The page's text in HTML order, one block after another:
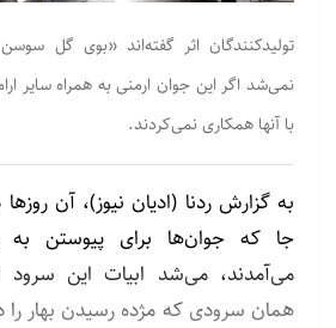
تولیدکنندگان اثر گفته‌اند «بوی گل
نمی‌شد اگر این جوان ارمنی به همراه سایر
با آنها همکاری نمی‌کردند.
به گزارش ردنا (ادیان نیوز)، آن
جا که جوان‌ها برای پیوستن به
می‌آمدند، می‌شد ابیات این سرود
همان سرودی که مژده رسیدن بهار را